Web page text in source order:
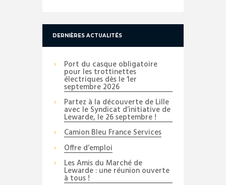
DERNIÈRES ACTUALITÉS
Port du casque obligatoire
pour les trottinettes
électriques dès le 1er
septembre 2026
Partez à la découverte de Lille
avec le Syndicat d’initiative de
Lewarde, le 26 septembre !
Camion Bleu France Services
Offre d’emploi
Les Amis du Marché de
Lewarde : une réunion ouverte
à tous !